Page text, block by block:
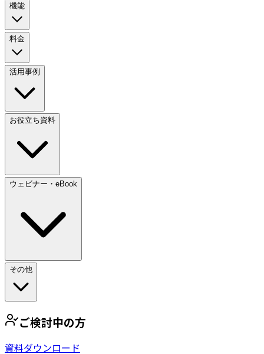
機能
料金
活用事例
お役立ち資料
ウェビナー・eBook
その他
ご検討中の方
資料ダウンロード